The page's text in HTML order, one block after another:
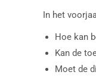
In het
Hoe kan
Kan de
Moet de